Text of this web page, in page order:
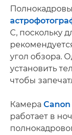
C, поскольку
угол обзора.
установить
чтобы
Камера Canon
работает в